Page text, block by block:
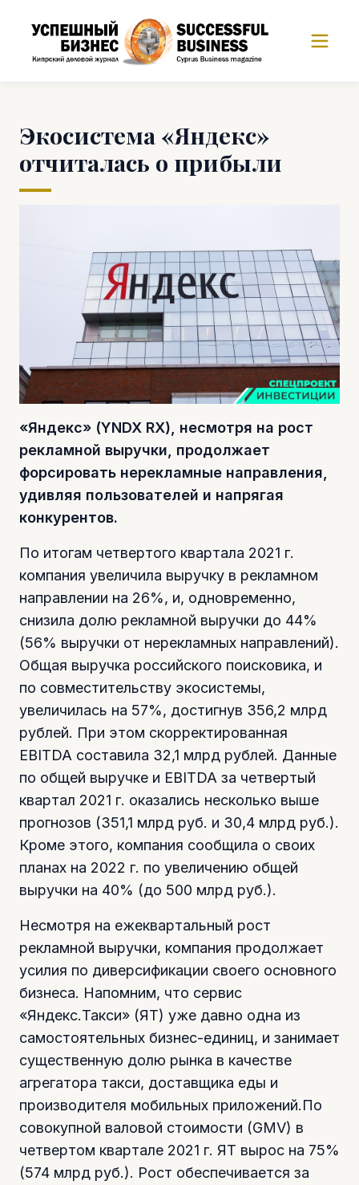
Экосистема «Яндекс»
отчиталась о прибыли
«Яндекс» (YNDX RX), несмотря на рост
рекламной выручки, продолжает
форсировать нерекламные направления,
удивляя пользователей и напрягая
конкурентов.
По итогам четвертого квартала 2021 г.
компания увеличила выручку в рекламном
направлении на 26%, и, одновременно,
снизила долю рекламной выручки до 44%
(56% выручки от нерекламных направлений).
Общая выручка российского поисковика, и
по совместительству экосистемы,
увеличилась на 57%, достигнув 356,2 млрд
рублей. При этом скорректированная
EBITDA составила 32,1 млрд рублей. Данные
по общей выручке и EBITDA за четвертый
квартал 2021 г. оказались несколько выше
прогнозов (351,1 млрд руб. и 30,4 млрд руб.).
Кроме этого, компания сообщила о своих
планах на 2022 г. по увеличению общей
выручки на 40% (до 500 млрд руб.).
Несмотря на ежеквартальный рост
рекламной выручки, компания продолжает
усилия по диверсификации своего основного
бизнеса. Напомним, что сервис
«Яндекс.Такси» (ЯТ) уже давно одна из
самостоятельных бизнес-единиц, и занимает
существенную долю рынка в качестве
агрегатора такси, доставщика еды и
производителя мобильных приложений.По
совокупной валовой стоимости (GMV) в
четвертом квартале 2021 г. ЯТ вырос на 75%
(574 млрд руб.). Рост обеспечивается за